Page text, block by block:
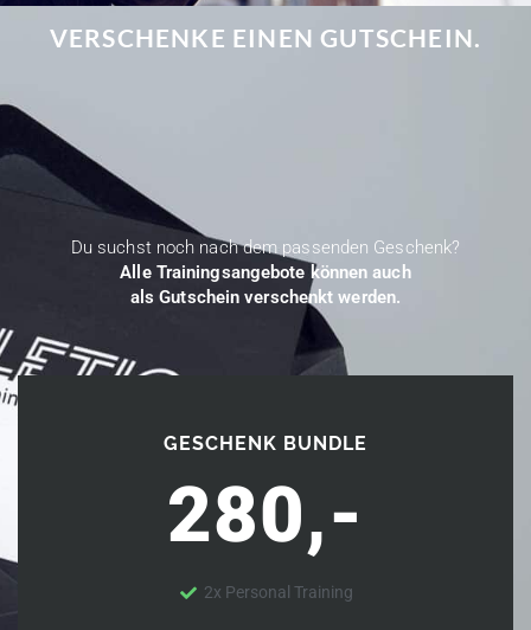
VERSCHENKE EINEN GUTSCHEIN.
Du suchst noch nach dem passenden Geschenk?
Alle Trainingsangebote können auch
als Gutschein verschenkt werden.
GESCHENK BUNDLE
280,-
2x Personal Training